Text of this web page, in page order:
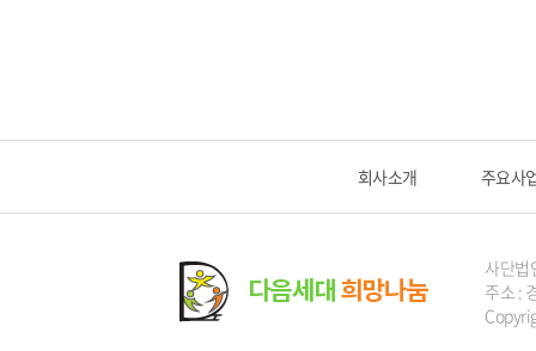
회사소개 주요사
사단법
주소 :